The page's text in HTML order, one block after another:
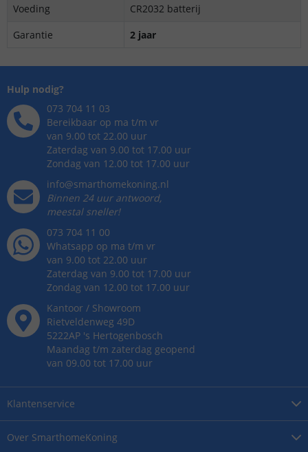
Voeding
CR2032 batterij
Garantie
2 jaar
Over SmarthomeKoning
Klantenservice
Hulp nodig?
073 704 11 03
Bereikbaar op ma t/m vr
van 9.00 tot 22.00 uur
Zaterdag van 9.00 tot 17.00 uur
Zondag van 12.00 tot 17.00 uur
info@smarthomekoning.nl
Binnen 24 uur antwoord,
meestal sneller!
073 704 11 00
Whatsapp op ma t/m vr
van 9.00 tot 22.00 uur
Zaterdag van 9.00 tot 17.00 uur
Zondag van 12.00 tot 17.00 uur
Kantoor / Showroom
Rietveldenweg 49D
5222AP 's Hertogenbosch
Maandag t/m zaterdag geopend
van 09.00 tot 17.00 uur